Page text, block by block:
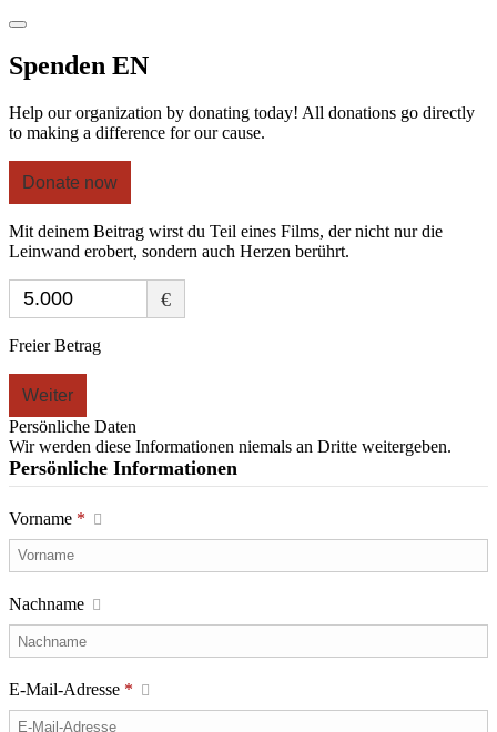
Spenden EN
Help our organization by donating today! All donations go directly
to making a difference for our cause.
Donate now
Mit deinem Beitrag wirst du Teil eines Films, der nicht nur die
Leinwand erobert, sondern auch Herzen berührt.
€
Freier Betrag
Weiter
Persönliche Daten
Wir werden diese Informationen niemals an Dritte weitergeben.
Persönliche Informationen
Vorname *
Nachname
E-Mail-Adresse *